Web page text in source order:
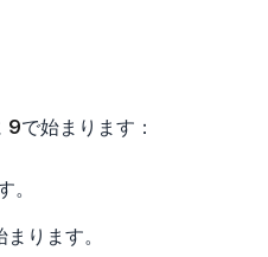
9で始まります：
。
まります。